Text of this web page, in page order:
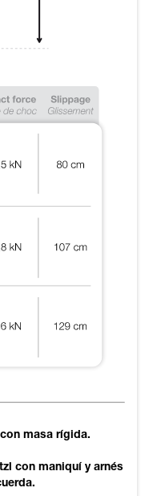
masa rígida.
con maniquí y arnés